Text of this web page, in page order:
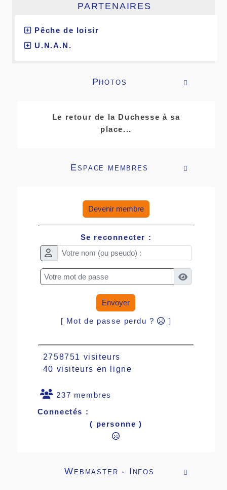
PARTENAIRES
Pêche de loisir
U.N.A.N.

Photos
Le retour de la Duchesse à sa
place...

Espace membres
Devenir membre
Se reconnecter :
Envoyer
[ Mot de passe perdu ? ]
2758751 visiteurs
40 visiteurs en ligne
237 membres
Connectés :
( personne )

Webmaster - Infos